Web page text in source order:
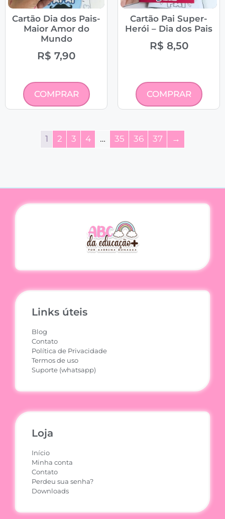
Cartão Dia dos Pais-
Maior Amor do
Mundo
R$ 7,90
COMPRAR
Cartão Pai Super-
Herói – Dia dos Pais
R$ 8,50
COMPRAR
1 2 3 4 … 35 36 37 →
Links úteis
Blog
Contato
Política de Privacidade
Termos de uso
Suporte (whatsapp)
Loja
Início
Minha conta
Contato
Perdeu sua senha?
Downloads